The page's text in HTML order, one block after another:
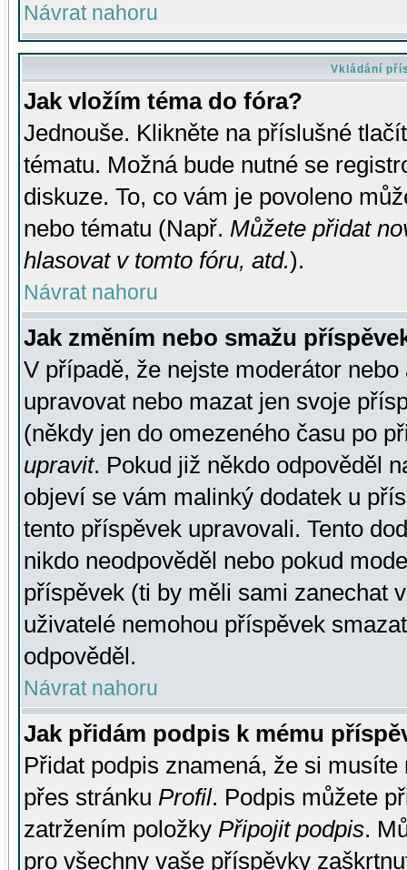
Návrat nahoru
Vkládání
Jak vložím téma do fóra?
Jednouše. Klikněte na příslušné
tématu. Možná bude nutné se
diskuze. To, co vám je povoleno
nebo tématu (Např. Můžete přidat
hlasovat v tomto fóru, atd.).
Návrat nahoru
Jak změním nebo smažu
V případě, že nejste moderátor
upravovat nebo mazat jen svoje
(někdy jen do omezeného času po
upravit. Pokud již někdo odpověděl
objeví se vám malinký dodatek u
tento příspěvek upravovali. Tento
nikdo neodpověděl nebo pokud
příspěvek (ti by měli sami zanechat
uživatelé nemohou příspěvek
odpověděl.
Návrat nahoru
Jak přidám podpis k mému
Přidat podpis znamená, že si
přes stránku Profil. Podpis můžete
zatržením položky Připojit podpis.
pro všechny vaše příspěvky